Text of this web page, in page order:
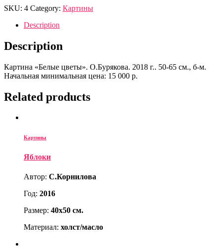
SKU: 4 Category: Картины
Description
Description
Картина «Белые цветы». О.Бурякова. 2018 г.. 50-65 см., б-м.
Начальная минимальная цена: 15 000 р.
Related products
Картины
Яблоки
Автор: С.Корнилова
Год: 2016
Размер: 40х50 см.
Материал: холст/масло